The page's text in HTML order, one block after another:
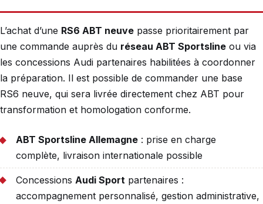
L’achat d’une RS6 ABT neuve passe prioritairement par
une commande auprès du réseau ABT Sportsline ou via
les concessions Audi partenaires habilitées à coordonner
la préparation. Il est possible de commander une base
RS6 neuve, qui sera livrée directement chez ABT pour
transformation et homologation conforme.
ABT Sportsline Allemagne : prise en charge
complète, livraison internationale possible
Concessions Audi Sport partenaires :
accompagnement personnalisé, gestion administrative,